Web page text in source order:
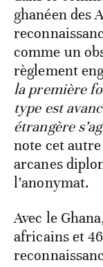
ghanéen des
comme un
règlement
la première
type est
étrangère
note cet
arcanes
l’anonymat.
Avec le
africains et